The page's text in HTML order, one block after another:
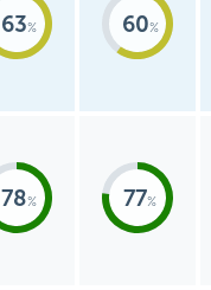
63 60
78 77